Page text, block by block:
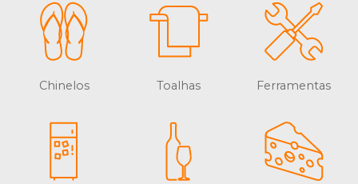
Chinelos Toalhas Ferramentas